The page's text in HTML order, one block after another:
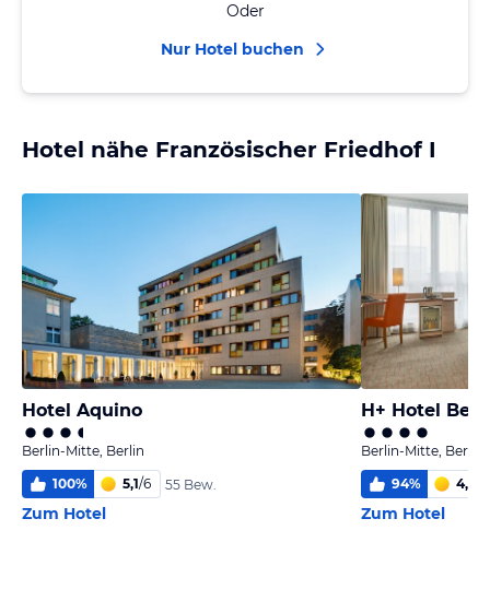
Oder
Nur Hotel buchen
Hotel nähe Französischer Friedhof I
Hotel Aquino
Berlin-Mitte, Berlin
100% 5,1/6 55 Bew.
Zum Hotel
H+ Hotel
Berlin-Mitte, Berlin
94% 4,9
Zum Hotel